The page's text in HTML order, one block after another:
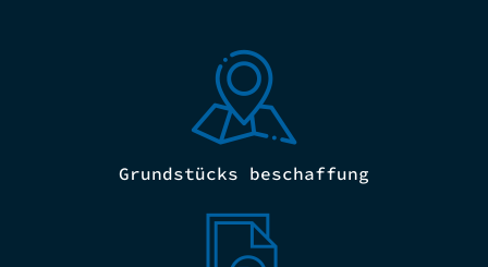
Grundstücks beschaffung